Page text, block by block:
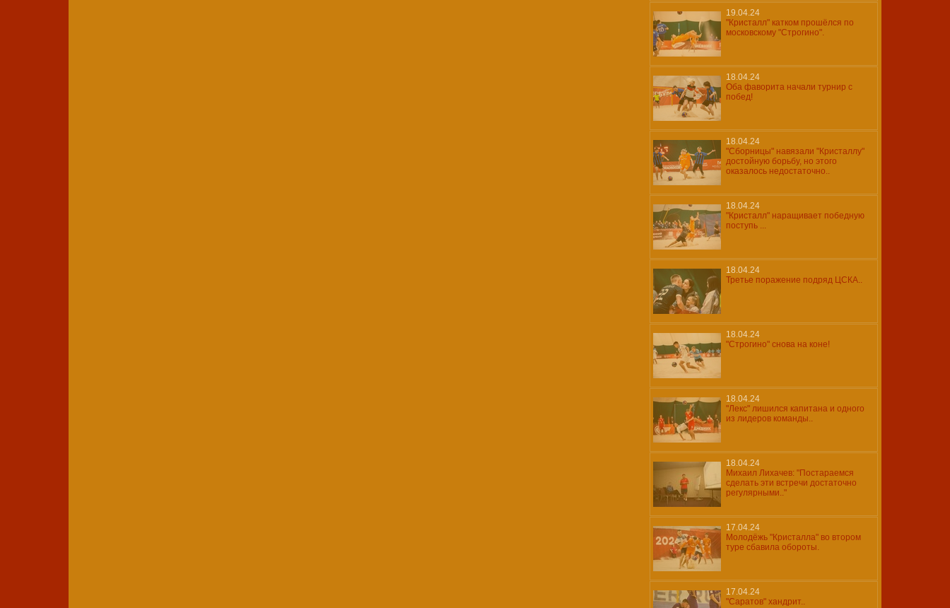
19.04.24
"Кристалл" катком прошёлся по
московскому "Строгино".
18.04.24
Оба фаворита начали турнир с
побед!
18.04.24
"Сборницы" навязали "Кристаллу"
достойную борьбу, но этого
оказалось недостаточно..
18.04.24
"Кристалл" наращивает победную
поступь ...
18.04.24
Третье поражение подряд ЦСКА..
18.04.24
"Строгино" снова на коне!
18.04.24
"Лекс" лишился капитана и одного
из лидеров команды..
18.04.24
Михаил Лихачев: "Постараемся
сделать эти встречи достаточно
регулярными.."
17.04.24
Молодёжь "Кристалла" во втором
туре сбавила обороты.
17.04.24
"Саратов" хандрит..